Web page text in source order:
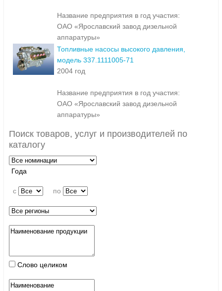
Название предприятия в год участия:
ОАО «Ярославский завод дизельной
аппаратуры»
Топливные насосы высокого давления,
модель 337.1111005-71
2004 год
Название предприятия в год участия:
ОАО «Ярославский завод дизельной
аппаратуры»
Поиск товаров, услуг и производителей по
каталогу
Года
c по
Слово целиком